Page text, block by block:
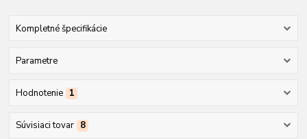
Kompletné špecifikácie
Parametre
Hodnotenie 1
Súvisiaci tovar 8